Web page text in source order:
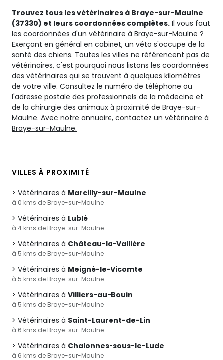
Trouvez tous les vétérinaires à Braye-sur-Maulne
(37330) et leurs coordonnées complètes. Il vous faut
les coordonnées d'un vétérinaire à Braye-sur-Maulne ?
Exerçant en général en cabinet, un véto s'occupe de la
santé des chiens. Toutes les villes ne référencent pas de
vétérinaires, c'est pourquoi nous listons les coordonnées
des vétérinaires qui se trouvent à quelques kilomètres
de votre ville. Consultez le numéro de téléphone ou
l'adresse postale des professionnels de la médecine et
de la chirurgie des animaux à proximité de Braye-sur-
Maulne. Avec notre annuaire, contactez un vétérinaire à
Braye-sur-Maulne.
VILLES À PROXIMITÉ
Vétérinaires à Marcilly-sur-Maulne
à 0 kms de Braye-sur-Maulne
Vétérinaires à Lublé
à 4 kms de Braye-sur-Maulne
Vétérinaires à Château-la-Vallière
à 5 kms de Braye-sur-Maulne
Vétérinaires à Meigné-le-Vicomte
à 5 kms de Braye-sur-Maulne
Vétérinaires à Villiers-au-Bouin
à 5 kms de Braye-sur-Maulne
Vétérinaires à Saint-Laurent-de-Lin
à 6 kms de Braye-sur-Maulne
Vétérinaires à Chalonnes-sous-le-Lude
à 6 kms de Braye-sur-Maulne